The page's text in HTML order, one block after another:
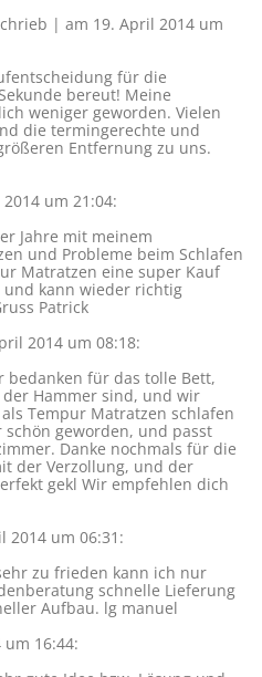
| am 19. April 2014 um
für die
bereut! Meine
weniger geworden. Vielen
die termingerechte und
Entfernung zu uns.
um 21:04:
Jahre mit meinem
und Probleme beim Schlafen
Matratzen eine super Kauf
kann wieder richtig
Patrick
2014 um 08:18:
bedanken für das tolle Bett,
Hammer sind, und wir
Tempur Matratzen schlafen
geworden, und passt
Danke nochmals für die
der Verzollung, und der
gekl Wir empfehlen dich
2014 um 06:31 :
zu frieden kann ich nur
schnelle Lieferung
Aufbau. lg manuel
um 16:44: